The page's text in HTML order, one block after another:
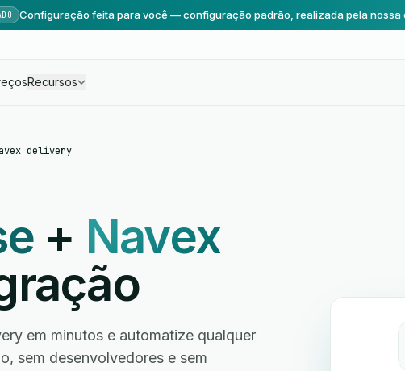
Configuração feita para você — configuração padrão, realizada pela nossa
Recursos
delivery
+ Navex
em minutos e automatize qualquer
sem desenvolvedores e sem